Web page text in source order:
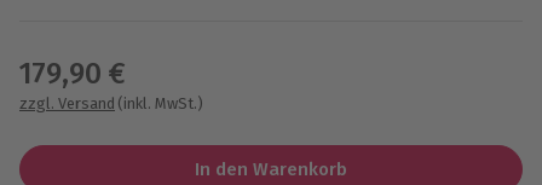
179,90 €
zzgl. Versand (inkl. MwSt.)
In den Warenkorb